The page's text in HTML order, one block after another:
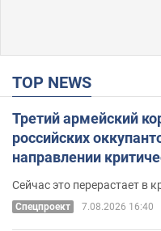
TOP NEWS
Третий армейский
российских
направлении
удалось
Сейчас это перерастает в
Спецпроект 7.08.2026 16:40